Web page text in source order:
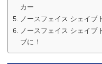
カー
ノースフェイス シェイブ
ノースフェイス シェイブ
ブに！